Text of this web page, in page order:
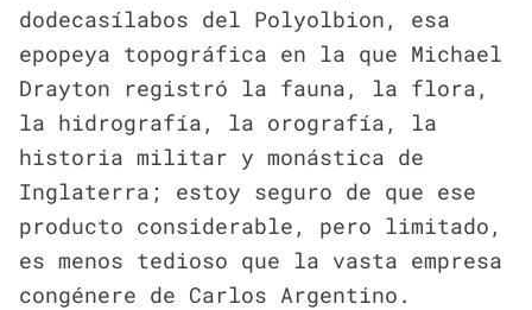
dodecasílabos del Polyolbion, esa
epopeya topográfica en la que Michael
Drayton registró la fauna, la flora,
la hidrografía, la orografía, la
historia militar y monástica de
Inglaterra; estoy seguro de que ese
producto considerable, pero limitado,
es menos tedioso que la vasta empresa
congénere de Carlos Argentino.